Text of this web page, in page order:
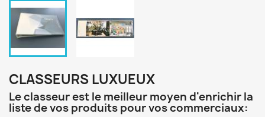
CLASSEURS LUXUEUX
Le classeur est le meilleur moyen d'enrichir la
liste de vos produits pour vos commerciaux: